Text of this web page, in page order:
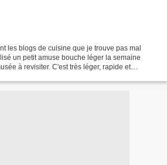
les blogs de cuisine que je trouve pas mal
un petit amuse bouche léger la semaine
à revisiter. C'est très léger, rapide et